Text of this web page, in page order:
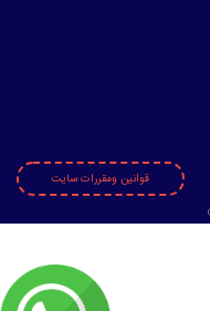
قوانین ومقررات سایت